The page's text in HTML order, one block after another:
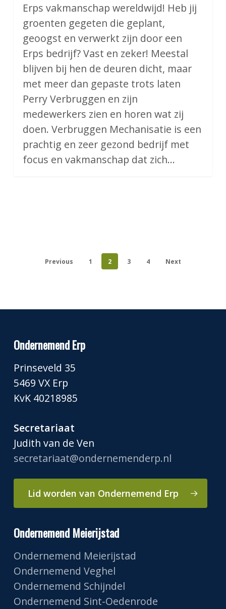
Erps vakmanschap wereldwijd! Heb jij
groenten gegeten die geplant,
geoogst en verwerkt zijn door een
Erps bedrijf? Vast en zeker! Meestal
blijven bij hen de deuren dicht, maar
met meer dan gepaste trots laten
Perry Verbruggen en zijn
medewerkers zien en horen wat zij
doen. Verbruggen Mechanisatie is een
prachtig en zeer gezond bedrijf met
focus en vakmanschap dat zich…
Previous 1 2 3 4 Next
Ondernemend Erp
Prinseveld 35
5469 VX Erp
KvK 40218985
Secretariaat
Judith van de Ven
secretariaat@ondernemenderp.nl
Lid worden van Ondernemend Erp
Ondernemend Meierijstad
Ondernemend Meierijstad
Ondernemend Veghel
Ondernemend Schijndel
Ondernemend Sint-Oedenrode